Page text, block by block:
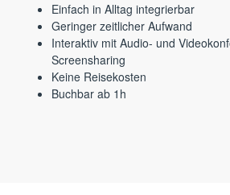
⁪⁪⁪‍​‌‍​‍‌​​‌‍‍​‌‍‍​‌‌​‌‌​‍‌‌‍‍‍‌‍‍‌‍‍‍‍‍⁪Einfach in Alltag integrierbar⁪⁪
⁪⁪⁪‌‌‍‌‌‌​‍‍‌‌‍​‍​​‌‌​‍‌‌‍‍​‌‌​​​‍‌​‌​‌‍​‌​⁪Geringer zeitlicher Aufwand⁪⁪
⁪⁪⁪‌​‍​​​​​‌‍‌‌‌​​‍​‌‌​​‌​​​​‍‍‌‍‌‍​‌‍‌​​​⁪Interaktiv mit Audio- und
Screensharing⁪⁪
⁪⁪⁪‌‌​‌​‍‍‌‌‌‌‍‌‌‍‍‍‍‍‍‌‌‌‌‍‌‌‍‍‌​‍​‌‌‍‍​​‍​⁪Keine Reisekosten⁪⁪
⁪⁪⁪‍​‌‍​‌‌‍‍​‍‌​‌‌​​‍​‌‌​​‌​‌‌‍​‌‍‍​​​‌‌‌‌‍⁪Buchbar ab 1h⁪⁪